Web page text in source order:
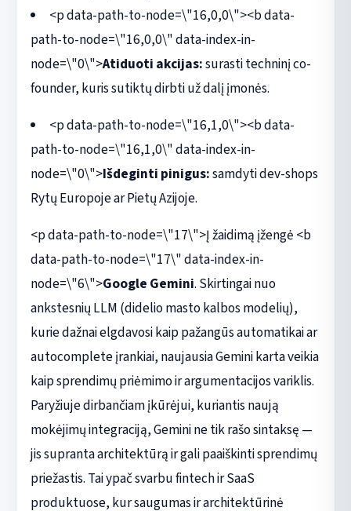
<p data-path-to-node=\"16,0,0\"><b data-
path-to-node=\"16,0,0\" data-index-in-
node=\"0\">Atiduoti akcijas:surasti techninį co-
founder, kuris sutiktų dirbti už dalį įmonės.
<p data-path-to-node=\"16,1,0\"><b data-
path-to-node=\"16,1,0\" data-index-in-
node=\"0\">Išdeginti pinigus:samdyti dev-shops
Rytų Europoje ar Pietų Azijoje.
<p data-path-to-node=\"17\">Į žaidimą įžengė <b
data-path-to-node=\"17\" data-index-in-
node=\"6\">Google Gemini. Skirtingai nuo
ankstesnių LLM (didelio masto kalbos modelių),
kurie dažnai elgdavosi kaip pažangūs automatikai ar
autocomplete įrankiai, naujausia Gemini karta veikia
kaip sprendimų priėmimo ir argumentacijos variklis.
Paryžiuje dirbančiam įkūrėjui, kuriantis naują
mokėjimų integraciją, Gemini ne tik rašo sintaksę —
jis supranta architektūrą ir gali paaiškinti sprendimų
priežastis. Tai ypač svarbu fintech ir SaaS
produktuose, kur saugumas ir architektūrinė